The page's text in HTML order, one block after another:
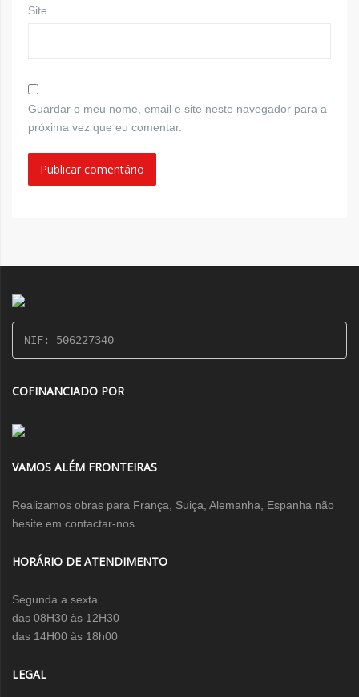
Site
Guardar o meu nome, email e site neste navegador para a
próxima vez que eu comentar.
NIF: 506227340
COFINANCIADO POR
VAMOS ALÉM FRONTEIRAS
Realizamos obras para França, Suiça, Alemanha, Espanha não
hesite em contactar-nos.
HORÁRIO DE ATENDIMENTO
Segunda a sexta
das 08H30 às 12H30
das 14H00 às 18h00
LEGAL